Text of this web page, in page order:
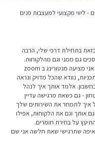
- ליווי מקצועי למעצבות פנים
כזאת בתחילת דרכי שלי, הרבה
גם ממני וגם מהלקוחות.
אחרי 10 שנים בתחום, אני מציעה מנטורינג ב zoom
נוודא שהכל מדויק ונראה
אלמד אותך איך לנהל
- גם כשאת מרגישה עדיין
איך לתמחר את השירותים שלך
אותך וגם את הלקוחות, אפילו
על בחירת חומרים.
איפה שתרגישי שאת חלשה אני שם